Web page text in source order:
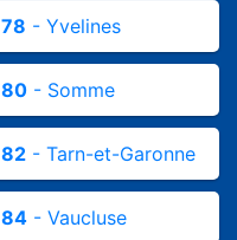
78 - Yvelines
80 - Somme
82 - Tarn-et-Garonne
84 - Vaucluse